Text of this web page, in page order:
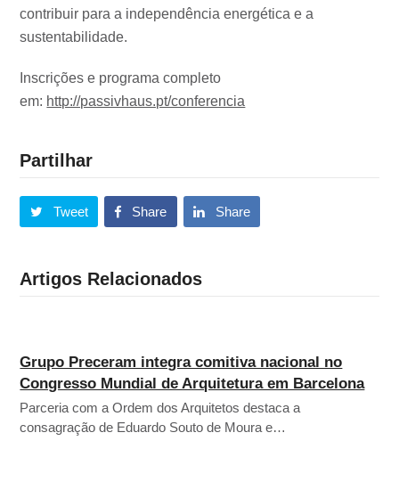
contribuir para a independência energética e a
sustentabilidade.
Inscrições e programa completo
em: http://passivhaus.pt/conferencia
Partilhar
Tweet Share Share
Artigos Relacionados
Grupo Preceram integra comitiva nacional no
Congresso Mundial de Arquitetura em Barcelona
Parceria com a Ordem dos Arquitetos destaca a
consagração de Eduardo Souto de Moura e…